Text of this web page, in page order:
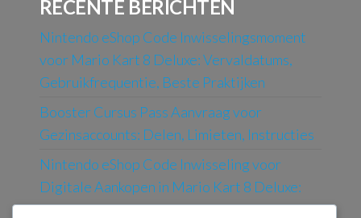
RECENTE BERICHTEN
Nintendo eShop Code Inwisselingsmoment
voor Mario Kart 8 Deluxe: Vervaldatums,
Gebruikfrequentie, Beste Praktijken
Booster Cursus Pass Aanvraag voor
Gezinsaccounts: Delen, Limieten, Instructies
Nintendo eShop Code Inwisseling voor
Digitale Aankopen in Mario Kart 8 Deluxe:
Proces, Voordelen, Beperkingen